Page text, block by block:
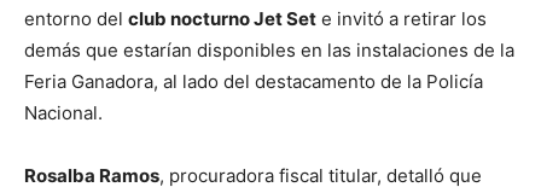
entorno del club nocturno Jet Set e invitó a retirar los
demás que estarían disponibles en las instalaciones de la
Feria Ganadora, al lado del destacamento de la Policía
Nacional.
Rosalba Ramos, procuradora fiscal titular, detalló que